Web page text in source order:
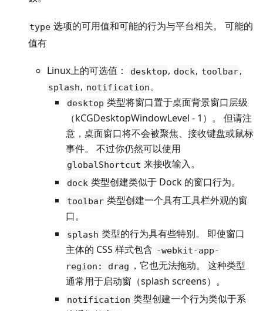
type 选项的可用值和可能的行为与平台相关。 可能的
值有
Linux上的可选值： desktop, dock, toolbar,
splash, notification。
desktop 类型将窗口置于桌面背景窗口层级
（kCGDesktopWindowLevel - 1）。 但请注
意，桌面窗口将不会被聚焦、接收键盘或鼠标
事件。 不过你仍然可以使用
globalShortcut 来接收输入。
dock 类型创建类似于 Dock 的窗口行为。
toolbar 类型创建一个具有工具栏外观的窗
口。
splash 类型的行为具有些特别。 即使窗口
主体的 CSS 样式包含 -webkit-app-
region: drag ，它也无法拖动。 这种类型
通常用于启动窗（splash screens）。
notification 类型创建一个行为类似于系